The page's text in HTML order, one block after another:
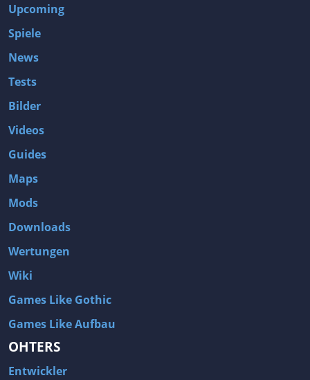
Upcoming
Spiele
News
Tests
Bilder
Videos
Guides
Maps
Mods
Downloads
Wertungen
Wiki
Games Like Gothic
Games Like Aufbau
OHTERS
Entwickler